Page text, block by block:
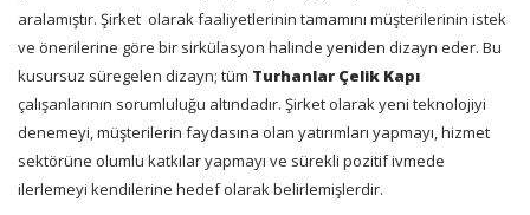
aralamıştır. Şirket olarak faaliyetlerinin tamamını müşterilerinin istek
ve önerilerine göre bir sirkülasyon halinde yeniden dizayn eder. Bu
kusursuz süregelen dizayn; tüm Turhanlar Çelik Kapı
çalışanlarının sorumluluğu altındadır. Şirket olarak yeni teknolojiyi
denemeyi, müşterilerin faydasına olan yatırımları yapmayı, hizmet
sektörüne olumlu katkılar yapmayı ve sürekli pozitif ivmede
ilerlemeyi kendilerine hedef olarak belirlemişlerdir.